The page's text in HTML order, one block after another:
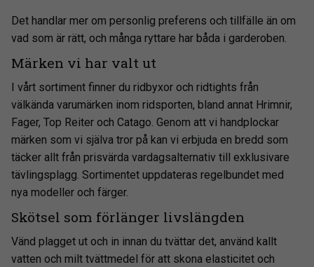
Det handlar mer om personlig preferens och tillfälle än om
vad som är rätt, och många ryttare har båda i garderoben.
Märken vi har valt ut
I vårt sortiment finner du ridbyxor och ridtights från
välkända varumärken inom ridsporten, bland annat Hrimnir,
Fager, Top Reiter och Catago. Genom att vi handplockar
märken som vi själva tror på kan vi erbjuda en bredd som
täcker allt från prisvärda vardagsalternativ till exklusivare
tävlingsplagg. Sortimentet uppdateras regelbundet med
nya modeller och färger.
Skötsel som förlänger livslängden
Vänd plagget ut och in innan du tvättar det, använd kallt
vatten och milt tvättmedel för att skona elasticitet och